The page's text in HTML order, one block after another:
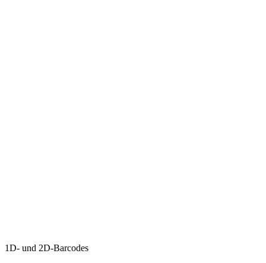
1D- und 2D-Barcodes